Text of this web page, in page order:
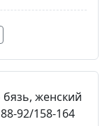
бязь, женский
92/158-164